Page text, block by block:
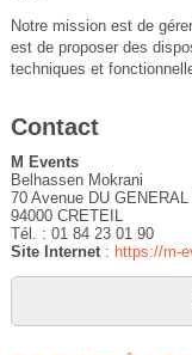
Notre mission est de
est de proposer des
techniques et
Contact
M Events
Belhassen Mokrani
70 Avenue DU
94000 CRETEIL
Tél. : 01 84 23 01 90
Site Internet: https://m-